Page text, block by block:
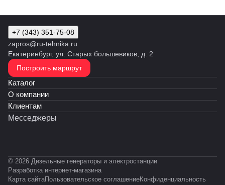
+7 (343) 351-75-08
zapros@ru-tehnika.ru
Екатеринбург, ул. Старых большевиков, д. 2
Построить маршрут
Каталог
О компании
Клиентам
Месседжеры
© 2026 Дизельные генераторы и электростанции
Разработка интернет-магазина
Карта сайтаПользовательское соглашениеКонфиденциальность